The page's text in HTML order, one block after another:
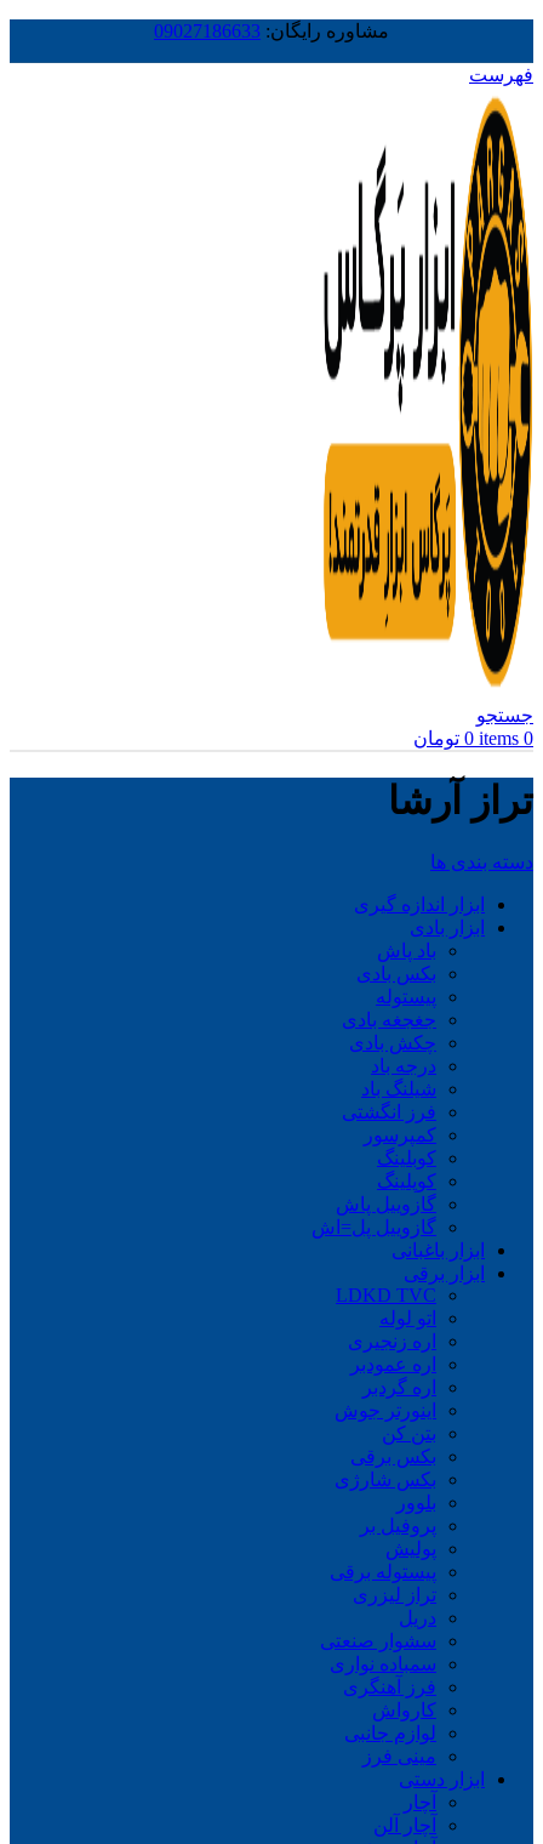
مشاوره رایگان: 09027186633
فهرست
جستجو
0
items
0 تومان
تراز آرشا
دسته بندی ها
ابزار اندازه گیری
ابزار بادی
باد پاش
بکس بادی
پیستوله
جغجغه بادی
چکش بادی
درجه باد
شیلنگ باد
فرز انگشتی
کمپرسور
کوبلینگ
کوپلینگ
گازوییل پاش
گازوییل پل=اش
ابزار باغبانی
ابزار برقی
LDKD TVC
اتو لوله
اره زنجیری
اره عمودبر
اره گردبر
اینورتر جوش
بتن کن
بکس برقی
بکس شارژی
بلوور
پروفیل بر
پولیش
پیستوله برقی
تراز لیزری
دریل
سشوار صنعتی
سمباده نواری
فرز آهنگری
کارواش
لوازم جانبی
مینی فرز
ابزار دستی
آچار
آچار آلن